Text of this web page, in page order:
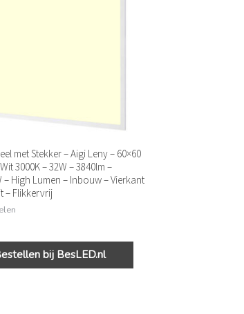
met Stekker – Aigi Leny – 60×60
3000K – 32W – 3840lm –
– High Lumen – Inbouw – Vierkant
– Flikkervrij
bij BesLED.nl